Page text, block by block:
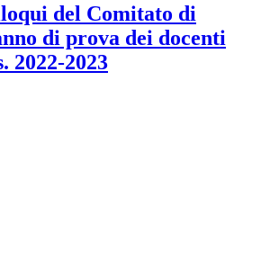
del Comitato di
di prova dei docenti
2022-2023